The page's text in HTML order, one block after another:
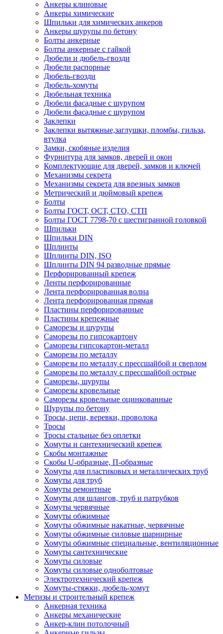
Анкеры клиновые
Анкеры химические
Шпильки для химических анкеров
Анкеры шурупы по бетону
Болты анкерные
Болты анкерные с гайкой
Дюбели и дюбель-гвозди
Дюбели распорные
Дюбель-гвозди
Дюбель-хомуты
Дюбельная техника
Дюбели фасадные с шурупом
Дюбели фасадные с шурупом
Заклепки
Заклепки вытяжные,заглушки, пломбы, гильза,
втулка
Замки, скобяные изделия
Фурнитура для замков, дверей и окон
Комплектующие для дверей, замков и ключей
Механизмы секрета
Механизмы секрета для врезных замков
Метрический и дюймовый крепеж
Болты
Болты ГОСТ, ОСТ, СТО, СТП
Болты ГОСТ 7798-70 с шестигранной головкой
Шпильки
Шпильки DIN
Шплинты
Шплинты DIN, ISO
Шплинты DIN 94 разводные прямые
Перфорированный крепеж
Ленты перфорированные
Лента перфорированная волна
Лента перфорированная прямая
Пластины перфорированные
Пластины крепежные
Саморезы и шурупы
Саморезы по гипсокартону
Саморезы гипсокартон-металл
Саморезы по металлу
Саморезы по металлу с прессшайбой и сверлом
Саморезы по металлу с прессшайбой острые
Саморезы, шурупы
Саморезы кровельные
Саморезы кровельные оцинкованные
Шурупы по бетону
Тросы, цепи, веревки, проволока
Тросы
Тросы стальные без оплетки
Хомуты и сантехнический крепеж
Скобы монтажные
Скобы U-образные, П-образные
Хомуты для пластиковых и металлических труб
Хомуты для труб
Хомуты ремонтные
Хомуты для шлангов, труб и патрубков
Хомуты червячные
Хомуты обжимные
Хомуты обжимные накатные, червячные
Хомуты обжимные силовые шарнирные
Хомуты обжимные специальные, вентиляционные
Хомуты сантехнические
Хомуты силовые
Хомуты силовые одноболтовые
Электротехнический крепеж
Хомуты-стяжки, дюбель-хомут
Метизы и строительный крепеж
Анкерная техника
Анкеры механические
Анкер-клин потолочный